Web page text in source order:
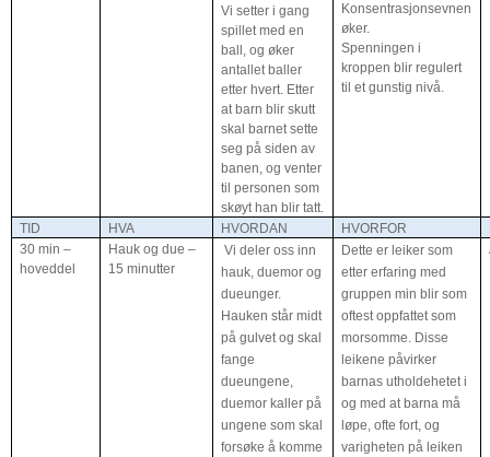
Konsentrasjonsevnen
øker.
Spenningen i
kroppen blir regulert
til et gunstig nivå.
Vi setter i gang
spillet med en
ball, og øker
antallet baller
etter hvert. Etter
at barn blir skutt
skal barnet sette
seg på siden av
banen, og venter
til personen som
skøyt han blir tatt.
TID HVA HVORDAN HVORFOR
30 min –
hoveddel
Hauk og due –
15 minutter
Vi deler oss inn
hauk, duemor og
dueunger.
Hauken står midt
på gulvet og skal
fange
dueungene,
duemor kaller på
ungene som skal
forsøke å komme
Dette er leiker som
etter erfaring med
gruppen min blir som
oftest oppfattet som
morsomme. Disse
leikene påvirker
barnas utholdehetet i
og med at barna må
løpe, ofte fort, og
varigheten på leiken